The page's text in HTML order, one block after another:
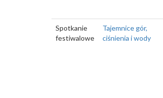
Spotkanie
festiwalowe
Tajemnice gór,
ciśnienia i wody